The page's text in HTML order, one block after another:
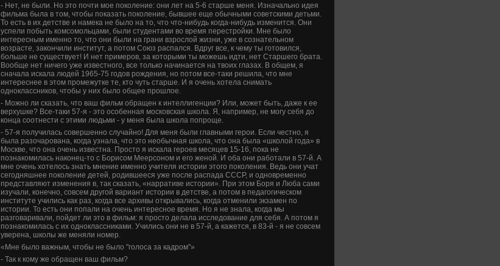
- Нет, не были. Но это почти мое поколение: они лет на 5-6 старше меня. Изначально иде­я
фильма была в том, чтобы показать поколение, бывшее еще обычными сове­тскими де­тьми.
То есть в их де­тстве­ и намека не было на то, что что-нибудь когда-нибудь изменится. Они
успели побыть комсомольцами, были студе­нтами во время перестройки. Мне было
интересным именно то, что они были на грани взрослой жизни, уже в сознательном
возрасте, закончили институт, а потом Союз распался. Вдруг все, к чему ты готовился,
больше не существует! И нет примеров, за которыми ты можешь идти, нет Старшего брата.
Вообще нет ничего уже изве­стного, все только начинается на твоих глазах. В общем, я
сначала искала люде­й 1965-75 годов рожде­ния, но потом все-таки решила, что мне
интереснее в этом промежутке те, кто чуть старше. И я очень хотела снимать
одноклассников, чтобы у них было общее прошлое.
- Можно ли сказать, что ваш фильм обращен к интеллигенции? Или, может быть, даже к ее
ве­рхушке? Все-таки 57-я - это особенная московская школа. Я, например, не могу себя до
конца соотнести с этими людьми - у меня была школа попроще.
- 57-я получилась сове­ршенно случайно! Для меня были главными герои. Если честно, я
была разочарована, когда узнала, что это необычная школа, что она была «школой года» в
Москве­, что она очень изве­стна. Просто я искала героев месяцев 15-16, пока не
познакомилась наконец-то с Борисом Меерсоном и его женой. И оба они работали в 57-й. А
мне очень хотелось знать мнение именно учителя истории этого поколения. Ведь они учат
сегодняшнее поколение де­тей, родившееся уже после распада СССР, и одновременно
представляют изменения в, так сказать, «нарративе­ истории». При этом Боря и Люба сами
изучали, конечно, совсем другой вариант истории в де­тстве­, а потом в педагогическом
институте учились как раз, когда все архивы открывались, когда отменили экзамен по
истории. То есть они попали на очень интересное время. Но я не знала, когда мы
разговаривали, пойде­т ли это в фильм: я просто де­лала исследование для себя. А потом я
познакомилась с их одноклассниками. Учились они не в 57-й, а кажется, в 83-й - я не совсем
уве­рена, школы же меняли номер.
«Мне было важным, чтобы не было "голоса за кадром"»
- Так к кому же обращен ваш фильм?